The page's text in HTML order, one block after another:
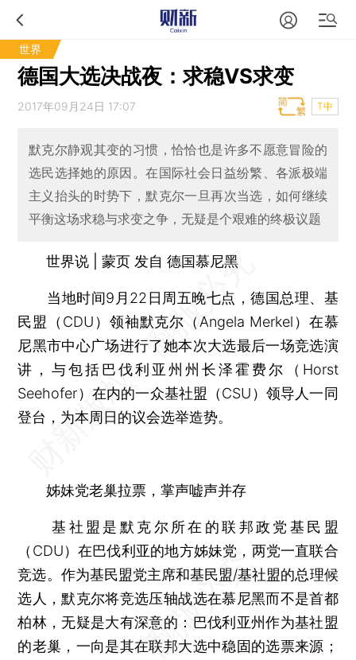
世界
德国大选决战夜：求稳VS求变
2017年09月24日 17:07 T中
默克尔静观其变的习惯，恰恰也是许多不愿意冒险的
选民选择她的原因。在国际社会日益纷繁、各派极端
主义抬头的时势下，默克尔一旦再次当选，如何继续
平衡这场求稳与求变之争，无疑是个艰难的终极议题
世界说 | 蒙页 发自 德国慕尼黑
当地时间9月22日周五晚七点，德国总理、基
民盟（CDU）领袖默克尔（Angela Merkel）在慕
尼黑市中心广场进行了她本次大选最后一场竞选演
讲，与包括巴伐利亚州州长泽霍费尔（Horst
Seehofer）在内的一众基社盟（CSU）领导人一同
登台，为本周日的议会选举造势。
姊妹党老巢拉票，掌声嘘声并存
基社盟是默克尔所在的联邦政党基民盟
（CDU）在巴伐利亚的地方姊妹党，两党一直联合
竞选。作为基民盟党主席和基民盟/基社盟的总理候
选人，默克尔将竞选压轴战选在慕尼黑而不是首都
柏林，无疑是大有深意的：巴伐利亚州作为基社盟
的老巢，一向是其在联邦大选中稳固的选票来源；